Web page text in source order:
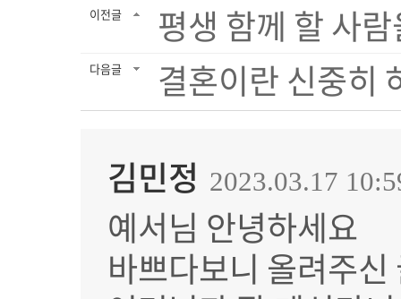
이전글 평생 함께 할 사
다음글
결혼이란 신중히
김민정 2023.03.17
예서님 안녕하세요
바쁘다보니 올려주